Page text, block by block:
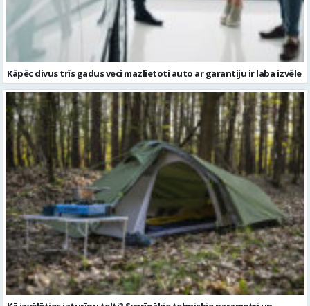
Kā izvēlēties izturīgu telti? Svarīgākie tehniskie parametri un
salīdzinājums